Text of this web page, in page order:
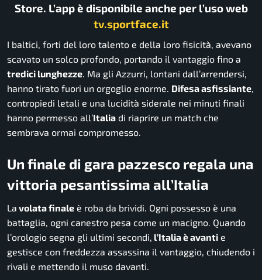
Store. L’app è disponibile anche per l’uso web
tv.sportface.it
I baltici, forti del loro talento e della loro fisicità, avevano
scavato un solco profondo, portando il vantaggio fino a
tredici lunghezze. Ma gli Azzurri, lontani dall’arrendersi,
hanno tirato fuori un orgoglio enorme. Difesa asfissiante,
contropiedi letali e una lucidità siderale nei minuti finali
hanno permesso all’Italia di riaprire un match che
sembrava ormai compromesso.
Un finale di gara pazzesco regala una
vittoria pesantissima all’Italia
La volata finale è roba da brividi. Ogni possesso è una
battaglia, ogni canestro pesa come un macigno. Quando
l’orologio segna gli ultimi secondi, l’Italia è avanti e
gestisce con freddezza assassina il vantaggio, chiudendo i
rivali e mettendo il muso davanti.